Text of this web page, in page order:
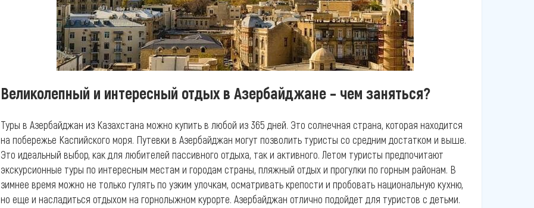
Великолепный и интересный отдых в Азербайджане – чем заняться?
Туры в Азербайджан из Казахстана можно купить в любой из 365 дней. Это солнечная страна, которая находится
на побережье Каспийского моря. Путевки в Азербайджан могут позволить туристы со средним достатком и выше.
Это идеальный выбор, как для любителей пассивного отдыха, так и активного. Летом туристы предпочитают
экскурсионные туры по интересным местам и городам страны, пляжный отдых и прогулки по горным районам. В
зимнее время можно не только гулять по узким улочкам, осматривать крепости и пробовать национальную кухню,
но еще и насладиться отдыхом на горнолыжном курорте. Азербайджан отлично подойдет для туристов с детьми.